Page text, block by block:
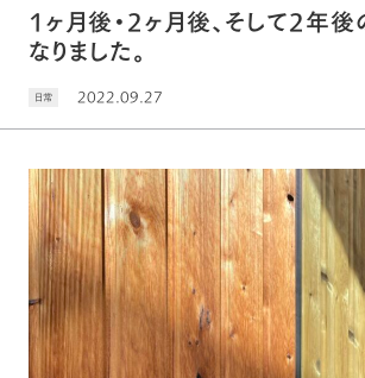
1ヶ月後・2ヶ月後、そして2年
なりました。
日常 2022.09.27